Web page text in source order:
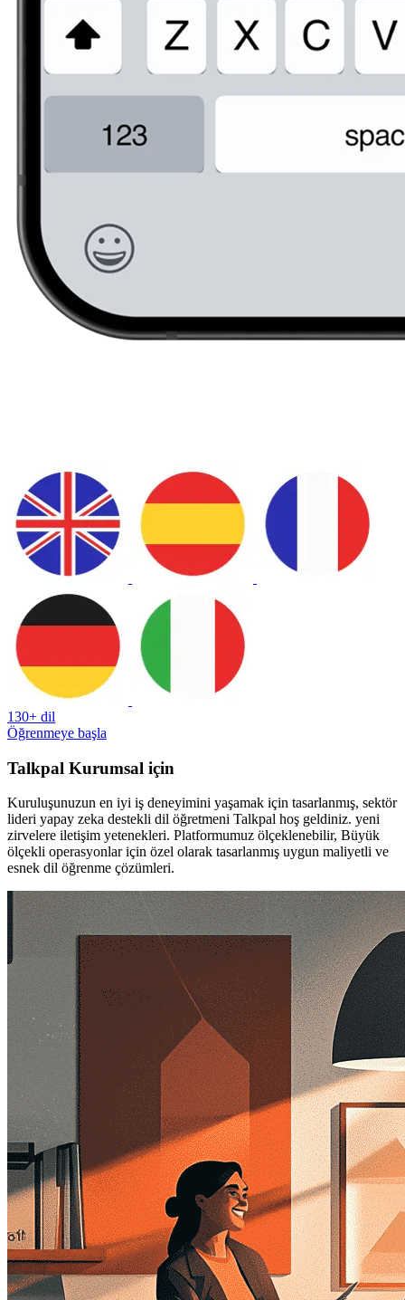
130+ dil
Öğrenmeye başla
Talkpal Kurumsal için
Kuruluşunuzun en iyi iş deneyimini yaşamak için tasarlanmış, sektör
lideri yapay zeka destekli dil öğretmeni Talkpal hoş geldiniz. yeni
zirvelere iletişim yetenekleri. Platformumuz ölçeklenebilir, Büyük
ölçekli operasyonlar için özel olarak tasarlanmış uygun maliyetli ve
esnek dil öğrenme çözümleri.